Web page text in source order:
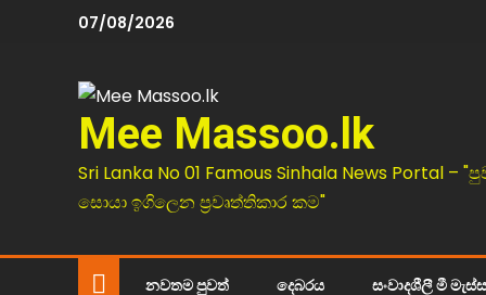
07/08/2026
Mee Massoo.lk
Sri Lanka No 01 Famous Sinhala News Portal –
සොයා ඉගිලෙන ප්‍රවෘත්තිකාර කම"
නවතම පුවත් දෙබරය සංවාදශීලී මී